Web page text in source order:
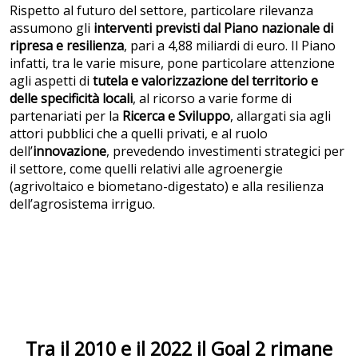
Rispetto al futuro del settore, particolare rilevanza
assumono gli interventi previsti dal Piano nazionale di
ripresa e resilienza, pari a 4,88 miliardi di euro. Il Piano
infatti, tra le varie misure, pone particolare attenzione
agli aspetti di tutela e valorizzazione del territorio e
delle specificità locali, al ricorso a varie forme di
partenariati per la Ricerca e Sviluppo, allargati sia agli
attori pubblici che a quelli privati, e al ruolo
dell’innovazione, prevedendo investimenti strategici per
il settore, come quelli relativi alle agroenergie
(agrivoltaico e biometano-digestato) e alla resilienza
dell’agrosistema irriguo.
Tra il 2010 e il 2022 il Goal 2 rimane